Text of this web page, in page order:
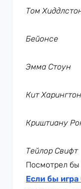
Том
Бейонсе
Эмма Стоун
Кит Харингтон
Криштиану
Тейлор Свифт
Посмотрел
Если бы